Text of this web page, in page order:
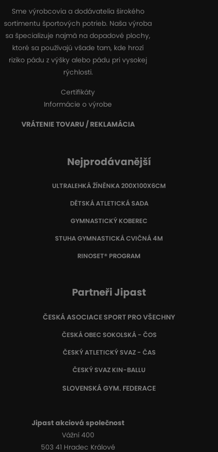
Sme výrobcovia a dodávatelia širokého
sortimentu športových potrieb. Naša výroba
sa špecializuje najmä na dopadové plochy,
ktoré sa používajú všade tam, kde hrozí
riziko pádu z výšky alebo pádu pri vysokej
rýchlosti.
Certifikáty
Informácie o výrobe
VRÁTENIE TOVARU / REKLAMÁCIA
Nejprodávanější
ULTRALEHKÁ ŽÍNĚNKA 200X100X6CM
DĚTSKÁ ATLETICKÁ SADA
GYMNASTICKÝ KOBEREC
STUHA GYMNASTICKÁ CVIČNÁ 4M
RINOSET® PROGRAM
Partneři Jipast
ČESKÁ ASOCIACE SPORT PRO VŠECHNY
ČESKÁ OBEC SOKOLSKÁ - ČOS
ČESKÝ ATLETICKÝ SVAZ - ČAS
ČESKÝ SVAZ KIN-BALLU
SLOVENSKÁ GYM. FEDERACE
Jipast akciová společnost
Vážní 400
503 41 Hradec Králové